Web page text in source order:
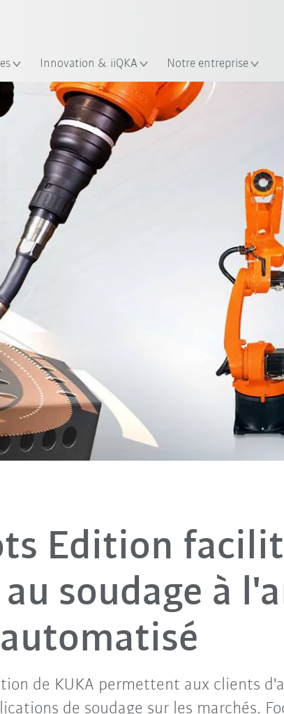
Innovation & iiQKA Notre entreprise
Edition
soudage à
automatisé
de KUKA permettent aux clients
de soudage sur les marchés.